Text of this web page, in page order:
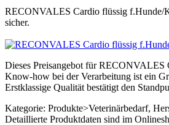
RECONVALES Cardio flüssig f.Hunde/
sicher.
Dieses Preisangebot für RECONVALES
Know-how bei der Verarbeitung ist ein
Erstklassige Qualität bestätigt den
Kategorie: Produkte>Veterinärbedarf,
Detaillierte Produktdaten sind im